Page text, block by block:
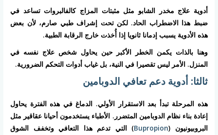
أدوية علاج مخدر الشابو مثل مثبتات المزاج كالفالبروات تساعد في
ضبط هذا الاضطراب الحاد. لكن تحت إشراف طبي صارم، لأن بعض
هذه الأدوية يسبب إدمانا ثانويا إذا أُخذت خارج الرقابة الطبية.
وهنا بالذات يكمن الخطر الأكبر حين يحاول شخص علاج نفسه في
المنزل. الأمر ليس تقصيرا في النية، بل غياب أدوات التحكم الضرورية.
ثالثا: أدوية دعم تعافي الدوبامين
هذه المرحلة تبدأ بعد الاستقرار الأولي. الدماغ في هذه الفترة يحاول
إعادة بناء نظام الدوبامين المتضرر. الأطباء يستخدمون أحيانا عقاقير مثل
البروبيونيون (Bupropion) التي تدعم هذا التعافي وتخفف الشوق